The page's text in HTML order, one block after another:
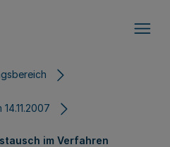
im Verfahren